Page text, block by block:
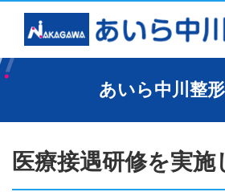
あいら中川整
医療接遇研修を実施